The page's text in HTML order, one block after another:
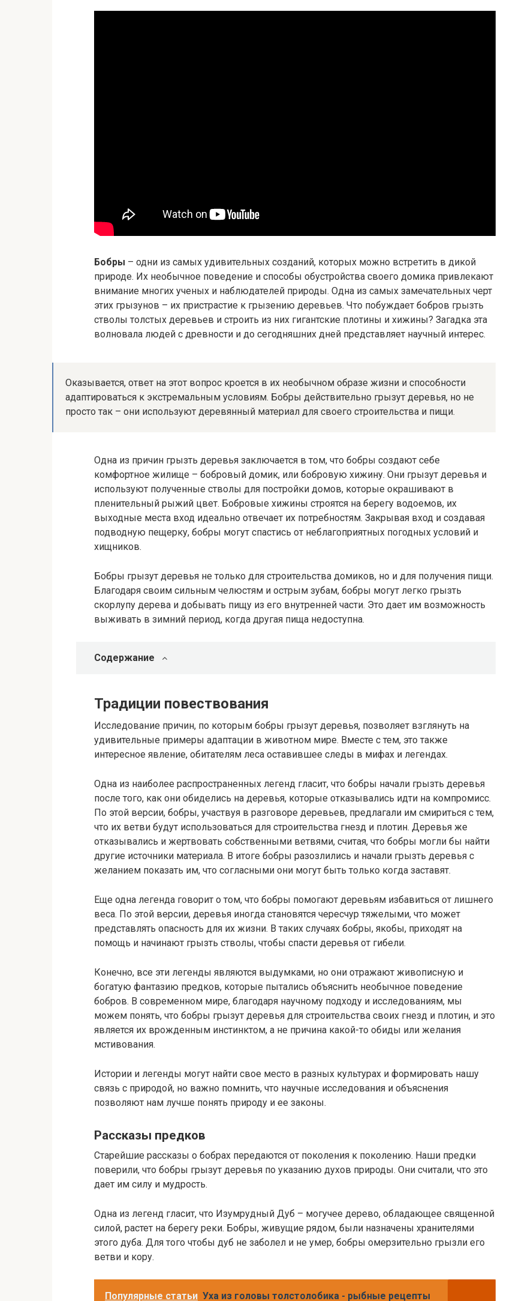
Бобры – одни из самых удивительных созданий, которых можно встретить в дикой
природе. Их необычное поведение и способы обустройства своего домика привлекают
внимание многих ученых и наблюдателей природы. Одна из самых замечательных черт
этих грызунов – их пристрастие к грызению деревьев. Что побуждает бобров грызть
стволы толстых деревьев и строить из них гигантские плотины и хижины? Загадка эта
волновала людей с древности и до сегодняшних дней представляет научный интерес.
Оказывается, ответ на этот вопрос кроется в их необычном образе жизни и способности
адаптироваться к экстремальным условиям. Бобры действительно грызут деревья, но не
просто так – они используют деревянный материал для своего строительства и пищи.
Одна из причин грызть деревья заключается в том, что бобры создают себе
комфортное жилище – бобровый домик, или бобровую хижину. Они грызут деревья и
используют полученные стволы для постройки домов, которые окрашивают в
пленительный рыжий цвет. Бобровые хижины строятся на берегу водоемов, их
выходные места вход идеально отвечает их потребностям. Закрывая вход и создавая
подводную пещерку, бобры могут спастись от неблагоприятных погодных условий и
хищников.
Бобры грызут деревья не только для строительства домиков, но и для получения пищи.
Благодаря своим сильным челюстям и острым зубам, бобры могут легко грызть
скорлупу дерева и добывать пищу из его внутренней части. Это дает им возможность
выживать в зимний период, когда другая пища недоступна.
Содержание
Традиции повествования
Исследование причин, по которым бобры грызут деревья, позволяет взглянуть на
удивительные примеры адаптации в животном мире. Вместе с тем, это также
интересное явление, обитателям леса оставившее следы в мифах и легендах.
Одна из наиболее распространенных легенд гласит, что бобры начали грызть деревья
после того, как они обиделись на деревья, которые отказывались идти на компромисс.
По этой версии, бобры, участвуя в разговоре деревьев, предлагали им смириться с тем,
что их ветви будут использоваться для строительства гнезд и плотин. Деревья же
отказывались и жертвовать собственными ветвями, считая, что бобры могли бы найти
другие источники материала. В итоге бобры разозлились и начали грызть деревья с
желанием показать им, что согласными они могут быть только когда заставят.
Еще одна легенда говорит о том, что бобры помогают деревьям избавиться от лишнего
веса. По этой версии, деревья иногда становятся чересчур тяжелыми, что может
представлять опасность для их жизни. В таких случаях бобры, якобы, приходят на
помощь и начинают грызть стволы, чтобы спасти деревья от гибели.
Конечно, все эти легенды являются выдумками, но они отражают живописную и
богатую фантазию предков, которые пытались объяснить необычное поведение
бобров. В современном мире, благодаря научному подходу и исследованиям, мы
можем понять, что бобры грызут деревья для строительства своих гнезд и плотин, и это
является их врожденным инстинктом, а не причина какой-то обиды или желания
мстивования.
Истории и легенды могут найти свое место в разных культурах и формировать нашу
связь с природой, но важно помнить, что научные исследования и объяснения
позволяют нам лучше понять природу и ее законы.
Рассказы предков
Старейшие рассказы о бобрах передаются от поколения к поколению. Наши предки
поверили, что бобры грызут деревья по указанию духов природы. Они считали, что это
дает им силу и мудрость.
Одна из легенд гласит, что Изумрудный Дуб – могучее дерево, обладающее священной
силой, растет на берегу реки. Бобры, живущие рядом, были назначены хранителями
этого дуба. Для того чтобы дуб не заболел и не умер, бобры омерзительно грызли его
ветви и кору.
Популярные статьи Уха из головы толстолобика - рыбные рецепты